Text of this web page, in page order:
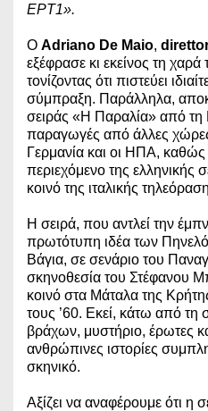
ΕΡΤ1».
Ο Adriano De Maio,
εξέφρασε κι εκείνος τη χαρά
τονίζοντας ότι πιστεύει
σύμπραξη. Παράλληλα,
σειράς «Η Παραλία» από τη
παραγωγές από άλλες
Γερμανία και οι ΗΠΑ,
περιεχόμενο της ελληνικής
κοινό της ιταλικής
Η σειρά, που αντλεί την
πρωτότυπη ιδέα των
Βάγια, σε σενάριο του
σκηνοθεσία του Στέφανου
κοινό στα Μάταλα της
τους ’60. Εκεί, κάτω από τη
βράχων, μυστήριο, έρωτες
ανθρώπινες ιστορίες
σκηνικό.
Αξίζει να αναφέρουμε ότι η